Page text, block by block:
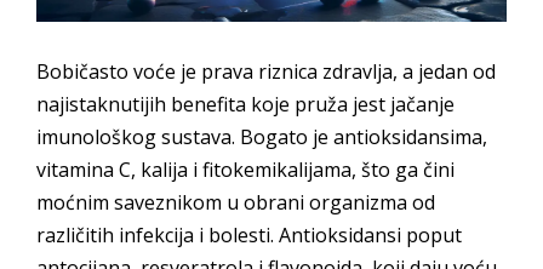
Bobičasto voće je prava riznica zdravlja, a jedan od
najistaknutijih benefita koje pruža jest jačanje
imunološkog sustava. Bogato je antioksidansima,
vitamina C, kalija i fitokemikalijama, što ga čini
moćnim saveznikom u obrani organizma od
različitih infekcija i bolesti. Antioksidansi poput